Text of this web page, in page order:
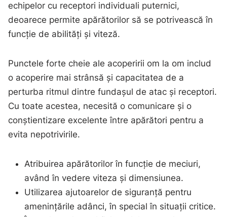
echipelor cu receptori individuali puternici,
deoarece permite apărătorilor să se potrivească în
funcție de abilități și viteză.
Punctele forte cheie ale acoperirii om la om includ
o acoperire mai strânsă și capacitatea de a
perturba ritmul dintre fundașul de atac și receptori.
Cu toate acestea, necesită o comunicare și o
conștientizare excelente între apărători pentru a
evita nepotrivirile.
Atribuirea apărătorilor în funcție de meciuri,
având în vedere viteza și dimensiunea.
Utilizarea ajutoarelor de siguranță pentru
amenințările adânci, în special în situații critice.